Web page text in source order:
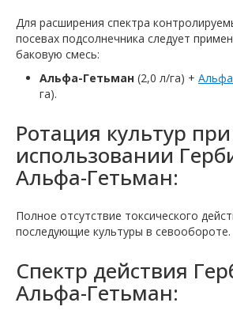
Для расширения спектра
посевах подсолнечника следует
баковую смесь:
Альфа-Гетьман (2,0 л/га) +
га).
Ротация культур при
использовании
Альфа-Гетьман:
Полное отсутствие токсического
последующие культуры в севообороте.
Спектр действия
Альфа-Гетьман: